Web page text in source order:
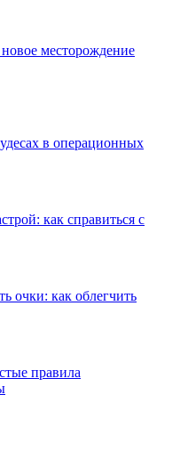
месторождение
в операционных
как справиться с
очки: как облегчить
правила